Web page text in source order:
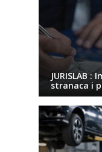
JURISLAB
stranaca i